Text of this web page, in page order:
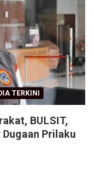
TERKINI
BULSIT,
Dugaan Prilaku